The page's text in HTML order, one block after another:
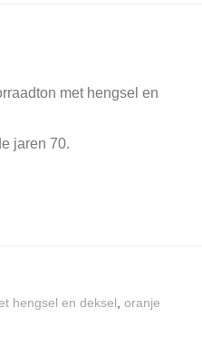
met hengsel en
jaren 70.
hengsel en deksel, oranje